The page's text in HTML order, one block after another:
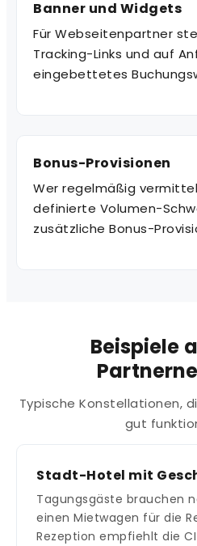
Banner und Widgets
Für Webseitenpartner
Tracking-Links und auf
eingebettetes
Bonus-Provisionen
Wer regelmäßig
definierte Volumen-
zusätzliche Bonus-
Beispiele
Typische Konstellationen,
gut
Stadt-Hotel mit
Tagungsgäste brauchen
einen Mietwagen für die
Rezeption empfiehlt die